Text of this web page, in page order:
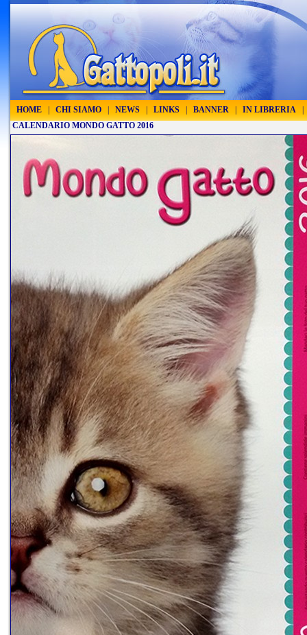
HOME CHI SIAMO NEWS LINKS BANNER IN LIBRERIA
CALENDARIO MONDO GATTO 2016